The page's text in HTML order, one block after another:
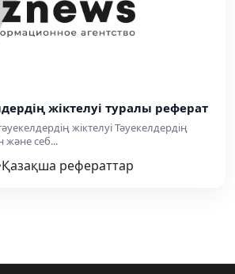
жіктелуі туралы реферат
жіктелуі Тәуекелдердің
және себ...
Қазақша рефераттар